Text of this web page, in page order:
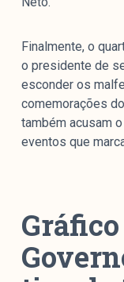
Finalmente, o
o presidente de
esconder os
comemorações
também acusam
eventos que